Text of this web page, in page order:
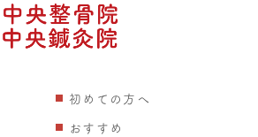
初めての方へ
おすすめ